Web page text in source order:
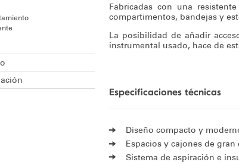
Solicita
Fabricadas con una
compartimentos, bandejas y
La posibilidad de añadir
instrumental usado, hace de
Especificaciones técnicas
Diseño compacto y
Espacios y cajones de gran
Sistema de aspiración e